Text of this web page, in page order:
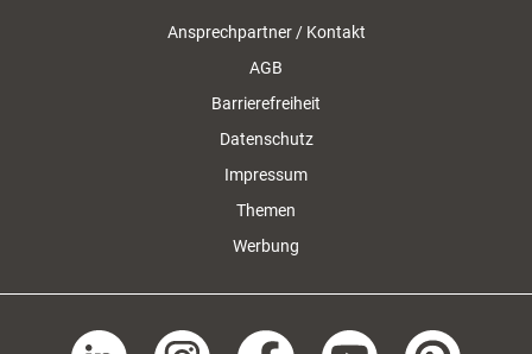
Ansprechpartner / Kontakt
AGB
Barrierefreiheit
Datenschutz
Impressum
Themen
Werbung